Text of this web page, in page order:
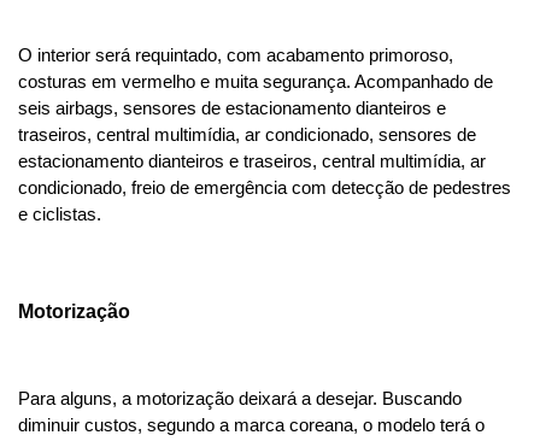
O interior será requintado, com acabamento primoroso,
costuras em vermelho e muita segurança. Acompanhado de
seis airbags, sensores de estacionamento dianteiros e
traseiros, central multimídia, ar condicionado, sensores de
estacionamento dianteiros e traseiros, central multimídia, ar
condicionado, freio de emergência com detecção de pedestres
e ciclistas.
Motorização
Para alguns, a motorização deixará a desejar. Buscando
diminuir custos, segundo a marca coreana, o modelo terá o